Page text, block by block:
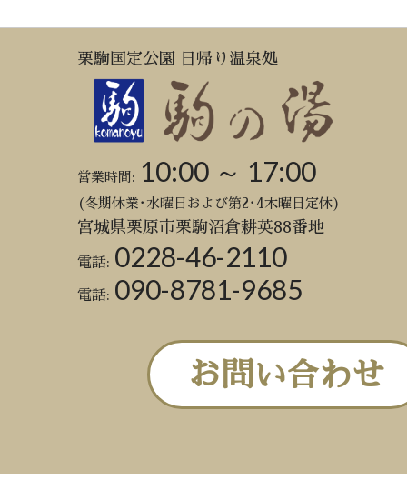
栗駒国定公園 日帰り温泉処
営業時間: 10:00 ～ 17:00
(冬期休業･水曜日および第2･4木曜日定休)
宮城県栗原市栗駒沼倉耕英88番地
電話: 0228-46-2110
電話: 090-8781-9685
お問い合わせ